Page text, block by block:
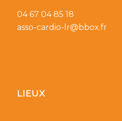
04 67 04 85 18
asso-cardio-lr@bbox.fr
LIEUX